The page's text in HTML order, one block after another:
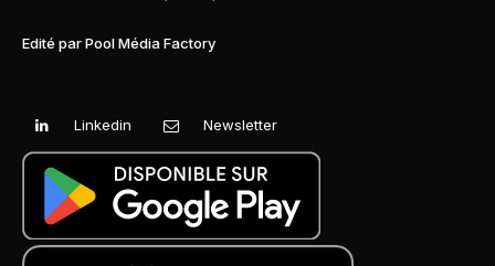
Edité par Pool Média Factory
Linkedin Newsletter